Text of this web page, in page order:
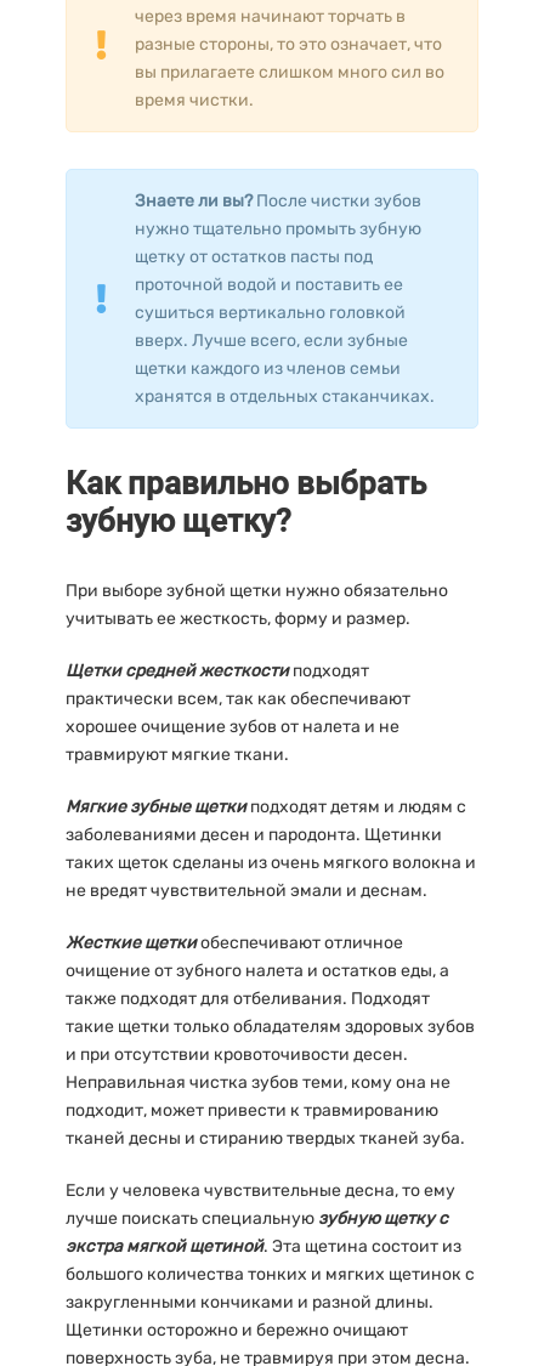
через время начинают торчать в
разные стороны, то это означает, что
вы прилагаете слишком много сил во
время чистки.
Знаете ли вы?После чистки зубов
нужно тщательно промыть зубную
щетку от остатков пасты под
проточной водой и поставить ее
сушиться вертикально головкой
вверх. Лучше всего, если зубные
щетки каждого из членов семьи
хранятся в отдельных стаканчиках.
Как правильно выбрать
зубную щетку?
При выборе зубной щетки нужно обязательно
учитывать ее жесткость, форму и размер.
Щетки средней жесткостиподходят
практически всем, так как обеспечивают
хорошее очищение зубов от налета и не
травмируют мягкие ткани.
Мягкие зубные щеткиподходят детям и людям с
заболеваниями десен и пародонта. Щетинки
таких щеток сделаны из очень мягкого волокна и
не вредят чувствительной эмали и деснам.
Жесткие щеткиобеспечивают отличное
очищение от зубного налета и остатков еды, а
также подходят для отбеливания. Подходят
такие щетки только обладателям здоровых зубов
и при отсутствии кровоточивости десен.
Неправильная чистка зубов теми, кому она не
подходит, может привести к травмированию
тканей десны и стиранию твердых тканей зуба.
Если у человека чувствительные десна, то ему
лучше поискать специальную зубную щетку с
экстра мягкой щетиной. Эта щетина состоит из
большого количества тонких и мягких щетинок с
закругленными кончиками и разной длины.
Щетинки осторожно и бережно очищают
поверхность зуба, не травмируя при этом десна.